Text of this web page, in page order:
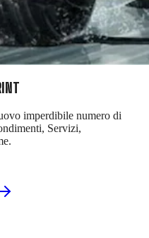
imperdibile numero di
Servizi,